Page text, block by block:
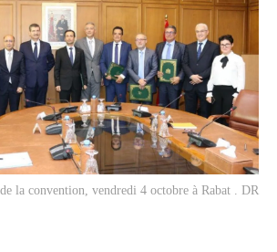
la convention, vendredi 4 octobre à Rabat . DR